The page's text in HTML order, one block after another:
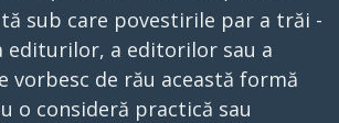
sub care povestirile par a trăi -
editurilor, a editorilor sau a
vorbesc de rău această formă
o consideră practică sau